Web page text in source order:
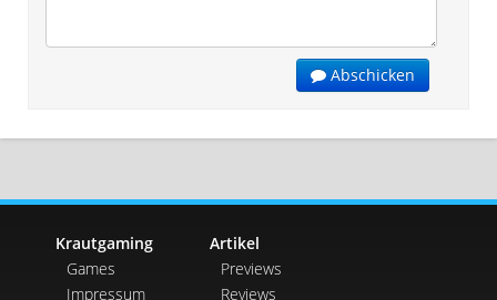
Abschicken
Krautgaming
Games
Impressum
Artikel
Previews
Reviews